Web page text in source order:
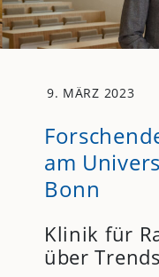
9. MÄRZ 2023
am
Bonn
Klinik für
über